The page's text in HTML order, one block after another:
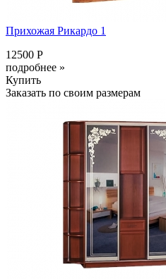
Прихожая Рикардо 1
12500 Р
подробнее »
Купить
Заказать по своим размерам